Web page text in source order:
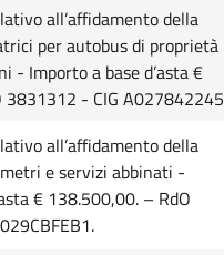
all’affidamento della
per autobus di proprietà
- Importo a base d’asta €
3831312 - CIG A027842245
all’affidamento della
e servizi abbinati -
€ 138.500,00. – RdO